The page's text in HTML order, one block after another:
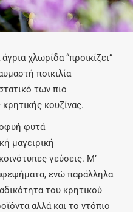
χλωρίδα “προικίζει”
ποικιλία
των πιο
κουζίνας.
φυτά
μαγειρική
γεύσεις. Μ’
ενώ παράλληλα
του κρητικού
αλλά και το ντόπιο